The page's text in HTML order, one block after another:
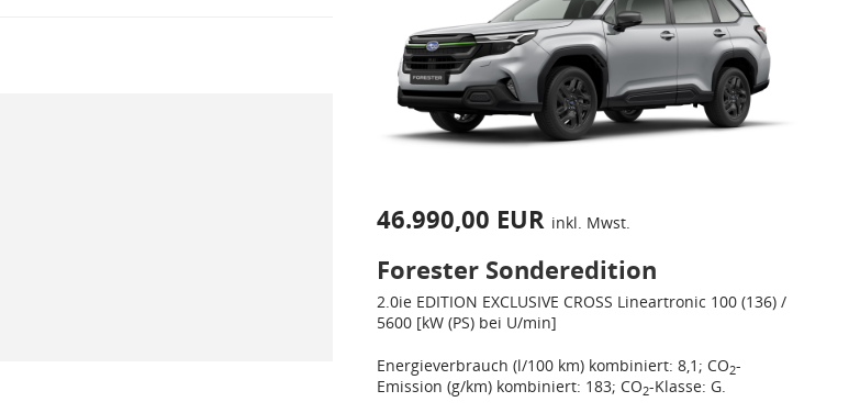
46.990,00 EUR inkl. Mwst.
Forester Sonderedition
2.0ie EDITION EXCLUSIVE CROSS Lineartronic 100 (136) /
5600 [kW (PS) bei U/min]
Energieverbrauch (l/100 km) kombiniert: 8,1; CO2-
Emission (g/km) kombiniert: 183; CO2-Klasse: G.